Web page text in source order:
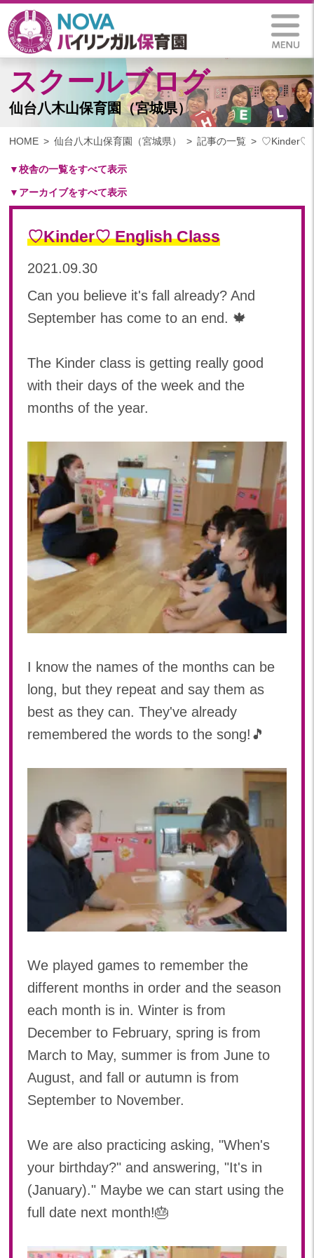
スクールブログ
仙台八木山保育園（宮城県）
HOME 仙台八木山保育園（宮城県） 記事の一覧 ♡Kinder♡
▼校舎の一覧をすべて表示
札幌保育園（北海道）
仙台八木山保育園（宮城県）
仙台富沢保育園（宮城県）
つくば西平塚保育園(茨城県)
札幌東雁来保育園(北海道)
塩竃後楽町保育園(宮城県)
▼アーカイブをすべて表示
2025年 03月(1)
2024年 09月(18)
2024年 08月(21)
2024年 06月(20)
2024年 05月(21)
2024年 04月(21)
2024年 02月(19)
2024年 01月(20)
2023
2023年 12月(20)
2023年 11月(20)
2023年 10月(21)
2023年 09月(20)
2023年 08月(22)
2023年 07月(20)
2023年 06月(21)
2023年 04月(20)
2023年 03月(22)
2023年 02月(19)
2022
2022年 12月(20)
2022年 10月(20)
2022年 09月(19)
2022年 08月(22)
2022年 07月(20)
2022年 05月(19)
2022年 04月(19)
2022年 02月(12)
2022年 01月(18)
2021
2021年 12月(20)
2021年 11月(19)
2021年 10月(20)
2021年 08月(22)
♡Kinder♡ English Class
2021.09.30
Can you believe it's fall already? And
September has come to an end. 🍁
The Kinder class is getting really good
with their days of the week and the
months of the year.
I know the names of the months can be
long, but they repeat and say them as
best as they can. They've already
remembered the words to the song!🎵
We played games to remember the
different months in order and the season
each month is in. Winter is from
December to February, spring is from
March to May, summer is from June to
August, and fall or autumn is from
September to November.
We are also practicing asking, "When's
your birthday?" and answering, "It's in
(January)." Maybe we can start using the
full date next month!🎂